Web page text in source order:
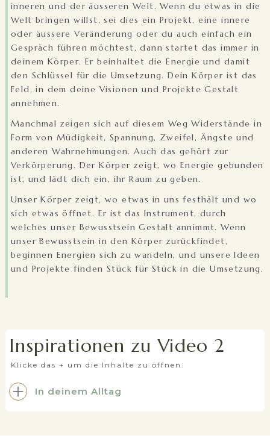
inneren und der äusseren Welt. Wenn du etwas in die
Welt bringen willst, sei dies ein Projekt, eine innere
oder äussere Veränderung oder du auch einfach ein
Gespräch führen möchtest, dann startet das immer in
deinem Körper. Er beinhaltet die Energie und damit
den Schlüssel für die Umsetzung. Dein Körper ist das
Feld, in dem deine Visionen und Projekte Gestalt
annehmen.
Manchmal zeigen sich auf diesem Weg Widerstände in
Form von Müdigkeit, Spannung, Zweifel, Ängste und
anderen Wahrnehmungen. Auch das gehört zur
Verkörperung. Der Körper zeigt, wo Energie gebunden
ist, und lädt dich ein, ihr Raum zu geben.
Unser Körper zeigt, wo etwas in uns festhält und wo
sich etwas öffnet. Er ist das Instrument, durch
welches unser Bewusstsein Gestalt annimmt. Wenn
unser Bewusstsein in den Körper zurückfindet,
beginnen Energien sich zu wandeln, und unsere Ideen
und Projekte finden Stück für Stück in die Umsetzung.
Inspirationen zu Video 2
Klicke das + um die Inhalte zu öffnen.
In deinem Alltag